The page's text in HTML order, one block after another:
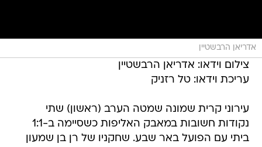
אדריאן הרבשטיין
צילום וידאו: אדריאן הרבשטיין
עריכת וידאו: טל רזניק
עירוני קרית שמונה שמטה הערב (ראשון) שתי
נקודות חשובות במאבק האליפות כשסיימה ב-1:1
ביתי עם הפועל באר שבע. שחקניו של רן בן שמעון